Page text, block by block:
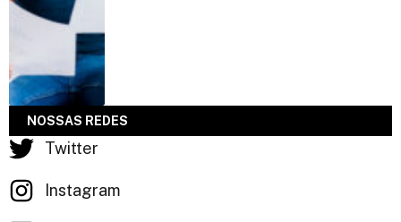
NOSSAS REDES
Twitter
Instagram